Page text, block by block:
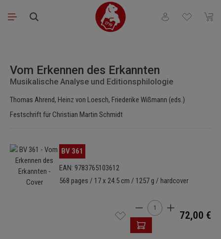
Saltar al contenido principal
Tienes 0 El
Vom Erkennen des Erkannten
Musikalische Analyse und Editionsphilologie
Thomas Ahrend, Heinz von Loesch, Friederike Wißmann (eds.)
Festschrift für Christian Martin Schmidt
Omitir galería de imágenes
BV 361
EAN: 9783765103612
568 pages / 17 x 24.5 cm / 1257 g / hardcover
Cantidad del producto:
72,00 €